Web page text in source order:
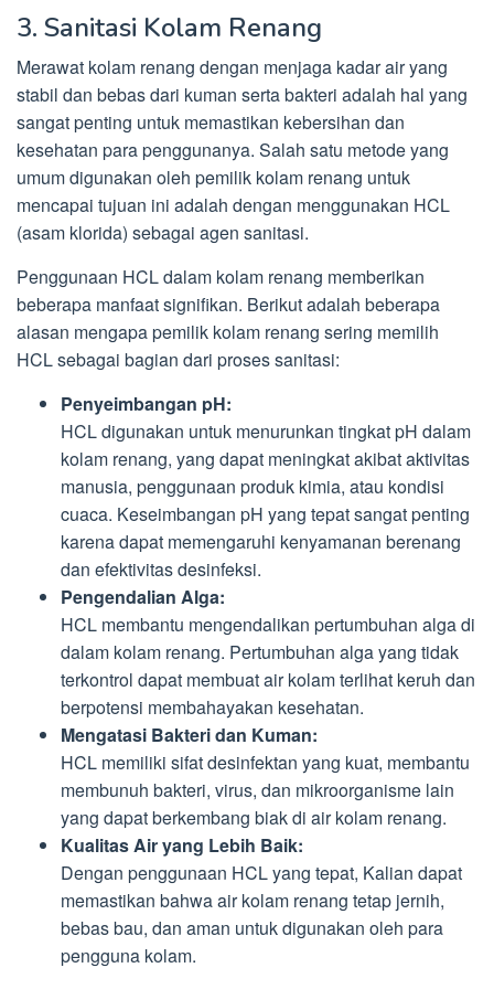
3. Sanitasi Kolam Renang
Merawat kolam renang dengan menjaga kadar air yang
stabil dan bebas dari kuman serta bakteri adalah hal yang
sangat penting untuk memastikan kebersihan dan
kesehatan para penggunanya. Salah satu metode yang
umum digunakan oleh pemilik kolam renang untuk
mencapai tujuan ini adalah dengan menggunakan HCL
(asam klorida) sebagai agen sanitasi.
Penggunaan HCL dalam kolam renang memberikan
beberapa manfaat signifikan. Berikut adalah beberapa
alasan mengapa pemilik kolam renang sering memilih
HCL sebagai bagian dari proses sanitasi:
Penyeimbangan pH:
HCL digunakan untuk menurunkan tingkat pH dalam
kolam renang, yang dapat meningkat akibat aktivitas
manusia, penggunaan produk kimia, atau kondisi
cuaca. Keseimbangan pH yang tepat sangat penting
karena dapat memengaruhi kenyamanan berenang
dan efektivitas desinfeksi.
Pengendalian Alga:
HCL membantu mengendalikan pertumbuhan alga di
dalam kolam renang. Pertumbuhan alga yang tidak
terkontrol dapat membuat air kolam terlihat keruh dan
berpotensi membahayakan kesehatan.
Mengatasi Bakteri dan Kuman:
HCL memiliki sifat desinfektan yang kuat, membantu
membunuh bakteri, virus, dan mikroorganisme lain
yang dapat berkembang biak di air kolam renang.
Kualitas Air yang Lebih Baik:
Dengan penggunaan HCL yang tepat, Kalian dapat
memastikan bahwa air kolam renang tetap jernih,
bebas bau, dan aman untuk digunakan oleh para
pengguna kolam.